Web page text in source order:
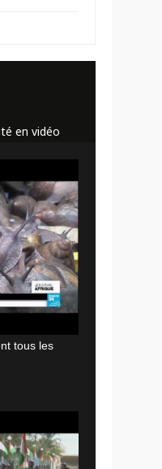
en vidéo
tous les